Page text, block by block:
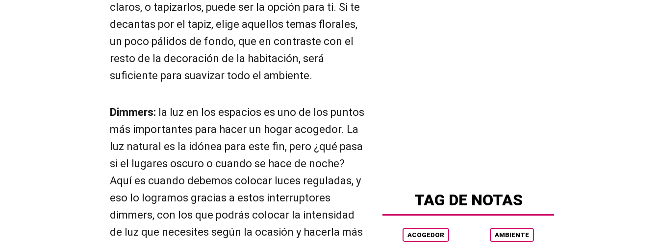
claros, o tapizarlos, puede ser la opción para ti. Si te
decantas por el tapiz, elige aquellos temas florales,
un poco pálidos de fondo, que en contraste con el
resto de la decoración de la habitación, será
suficiente para suavizar todo el ambiente.
Dimmers: la luz en los espacios es uno de los puntos
más importantes para hacer un hogar acogedor. La
luz natural es la idónea para este fin, pero ¿qué pasa
si el lugares oscuro o cuando se hace de noche?
Aquí es cuando debemos colocar luces reguladas, y
eso lo logramos gracias a estos interruptores
dimmers, con los que podrás colocar la intensidad
de luz que necesites según la ocasión y hacerla más
TAG DE NOTAS
ACOGEDOR
AMBIENTE